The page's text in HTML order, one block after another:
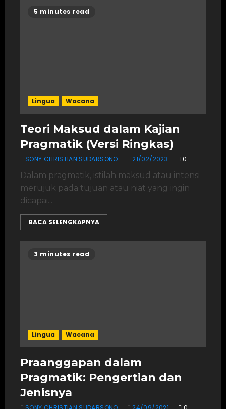
5 minutes read
Lingua Wacana
Teori Maksud dalam Kajian
Pragmatik (Versi Ringkas)
SONY CHRISTIAN SUDARSONO 21/02/2023 0
Dalam pragmatik, istilah maksud atau intensi
merujuk pada tujuan atau niat yang ingin
dicapai...
BACA SELENGKAPNYA
3 minutes read
Lingua Wacana
Praanggapan dalam
Pragmatik: Pengertian dan
Jenisnya